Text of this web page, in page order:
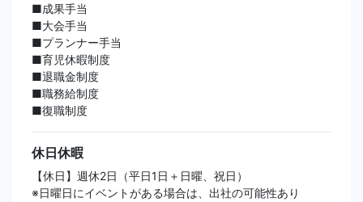
■成果手当
■大会手当
■プランナー手当
■育児休暇制度
■退職金制度
■職務給制度
■復職制度
休日休暇
【休日】週休2日（平日1日＋日曜、祝日）
※日曜日にイベントがある場合は、出社の可能性あり